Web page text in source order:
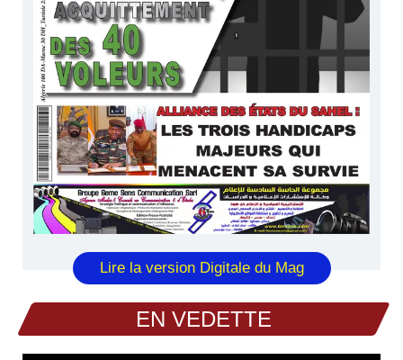
Lire la version Digitale du Mag
EN VEDETTE